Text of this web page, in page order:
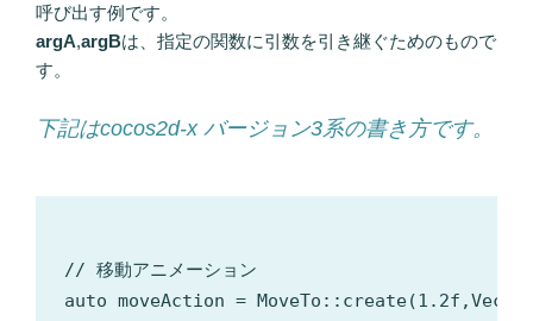
呼び出す例です。
argA,argBは、指定の関数に引数を引き継ぐためのもので
す。
下記はcocos2d-x バージョン3系の書き方です。
// 移動アニメーション
auto moveAction =